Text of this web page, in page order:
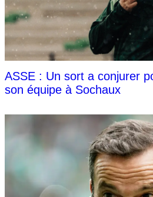
ASSE : Un sort a conjurer
son équipe à Sochaux